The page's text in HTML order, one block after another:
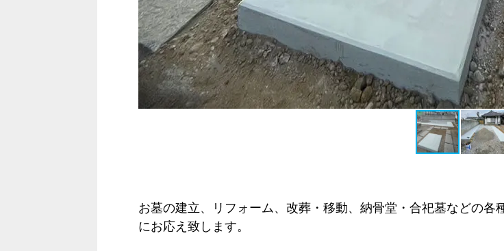
お墓の建立、リフォーム、改葬・移動、納骨堂・合祀墓などの
にお応え致します。